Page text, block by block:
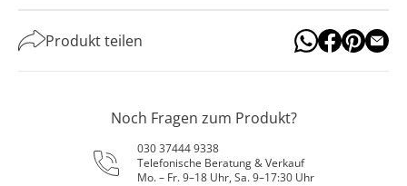
Produkt teilen
Noch Fragen zum Produkt?
030 37444 9338
Telefonische Beratung & Verkauf
Mo. – Fr. 9–18 Uhr, Sa. 9–17:30 Uhr